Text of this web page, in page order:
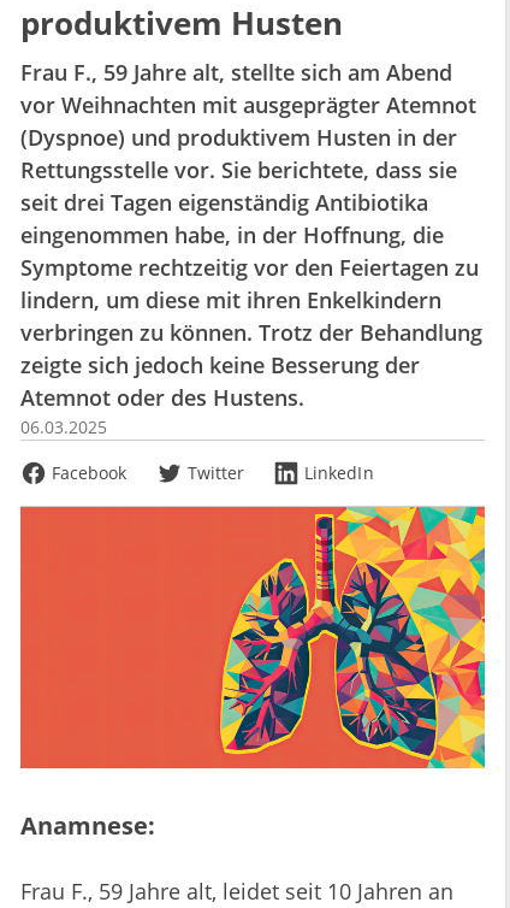
produktivem Husten
Frau F., 59 Jahre alt, stellte sich am Abend
vor Weihnachten mit ausgeprägter Atemnot
(Dyspnoe) und produktivem Husten in der
Rettungsstelle vor. Sie berichtete, dass sie
seit drei Tagen eigenständig Antibiotika
eingenommen habe, in der Hoffnung, die
Symptome rechtzeitig vor den Feiertagen zu
lindern, um diese mit ihren Enkelkindern
verbringen zu können. Trotz der Behandlung
zeigte sich jedoch keine Besserung der
Atemnot oder des Hustens.
06.03.2025
Facebook
Twitter LinkedIn
Anamnese:
Frau F., 59 Jahre alt, leidet seit 10 Jahren an